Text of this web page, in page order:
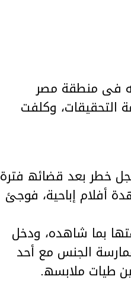
فى منطقة مصر
“إباحي”، 4 أیام على ذمة التحقیقات، وكلفت
خطر بعد قضائھ فترة
أفلام إباحیة، فوجئ
بما شاھده، ودخل
الجنس مع أحد
طیات ملابسھ.